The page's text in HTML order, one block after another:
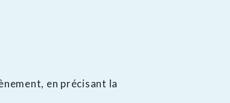
en précisant la